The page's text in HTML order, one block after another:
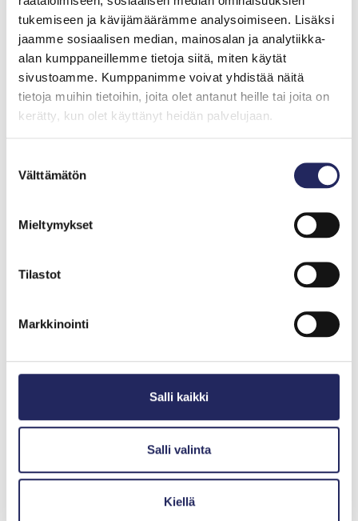
tukemiseen ja kävijämäärämme analysoimiseen. Lisäksi
jaamme sosiaalisen median, mainosalan ja analytiikka-
alan kumppaneillemme tietoja siitä, miten käytät
sivustoamme. Kumppanimme voivat yhdistää näitä
tietoja muihin tietoihin, joita olet antanut heille tai joita on
kerätty, kun olet käyttänyt heidän palvelujaan.
valinta
Välttämätön
Mieltymykset
Tilastot
Markkinointi
Salli kaikki
Salli valinta
Kiellä
Lue lisää yritysyhteistyön periaatteista
Kuva Pekka Tuuri
yritysyhteistyöstä
Ari Rytkönen
ari.rytkonen@jnfoundation.fi